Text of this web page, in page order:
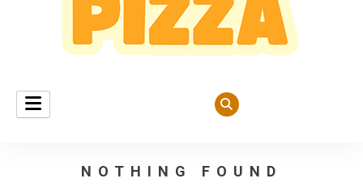
Brooklyn Pizza
NOTHING FOUND